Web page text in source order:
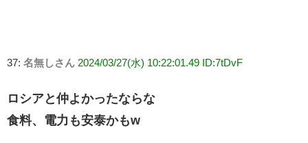
37: 名無しさん 2024/03/27(水) 10:22:01.49 ID:7tDvF
ロシアと仲よかったならな
食料、電力も安泰かもw